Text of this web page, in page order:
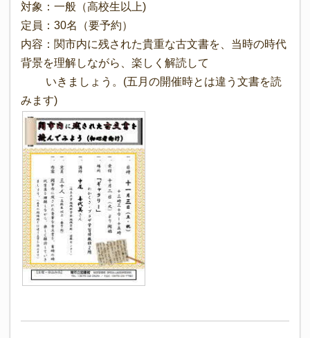
対象：一般（高校生以上)
定員：30名（要予約）
内容：関市内に残された貴重な古文書を、当時の時代
背景を理解しながら、楽しく解読して
いきましょう。(五月の開催時とは違う文書を読
みます)